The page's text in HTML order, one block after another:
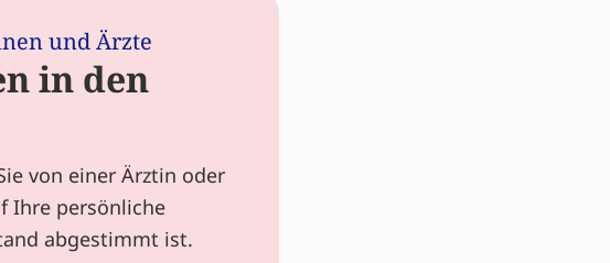
und Ärzte
in den
von einer Ärztin oder
Ihre persönliche
abgestimmt ist.